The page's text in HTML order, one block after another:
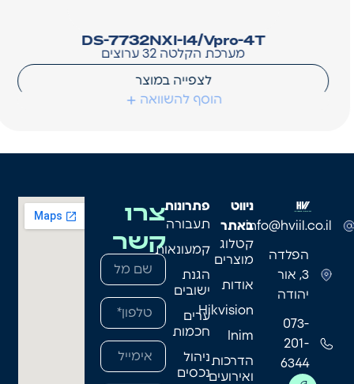
DS-7732NXI-I4/Vpro-4T
מערכת הקלטה 32 ערוצים
לצפייה במוצר
הוסף להשוואה
info@hviil.co.il
הפלדה
3, אור
יהודה
073-
201-
6344
ניווט
באתר
קטלוג
מוצרים
אודות
Hikvision
Inim
הדרכות
ואירועים
פתרונות
תעבורה
קמעונאות
הגנת
ישובים
ערים
חכמות
ניהול
נכסים
צרו
קשר